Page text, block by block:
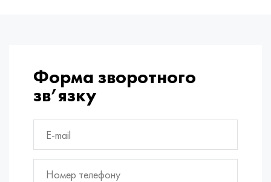
Форма зворотного
зв’язку
Удимет 720